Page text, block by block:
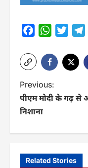
FacebookWhatsApp
P
o
n
Previous:
पीएम मोदी के गढ़ से
निशाना
Related Stories